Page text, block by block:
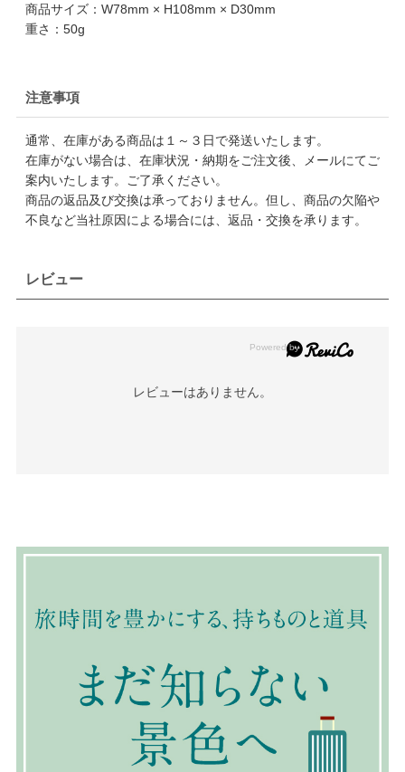
商品サイズ：W78mm × H108mm × D30mm
重さ：50g
注意事項
通常、在庫がある商品は１～３日で発送いたします。
在庫がない場合は、在庫状況・納期をご注文後、メールにてご
案内いたします。ご了承ください。
商品の返品及び交換は承っておりません。但し、商品の欠陥や
不良など当社原因による場合には、返品・交換を承ります。
レビュー
レビューはありません。